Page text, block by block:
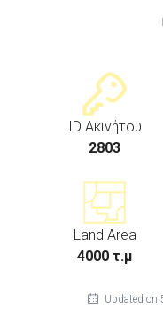
ID Ακινήτου
2803
Land Area
4000 τ.μ
Updated on